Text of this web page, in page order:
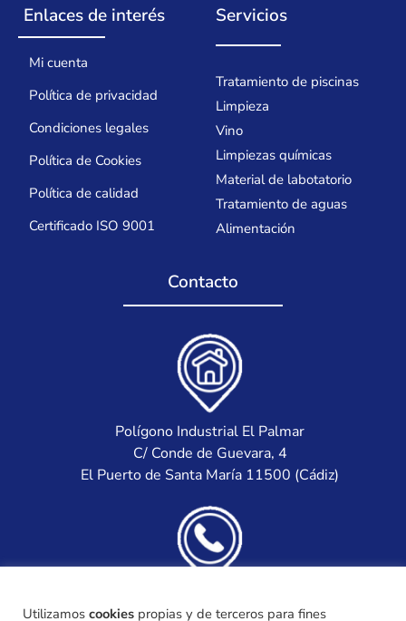
Enlaces de interés
Mi cuenta
Política de privacidad
Condiciones legales
Política de Cookies
Política de calidad
Certificado ISO 9001
Servicios
Tratamiento de piscinas
Limpieza
Vino
Limpiezas químicas
Material de labotatorio
Tratamiento de aguas
Alimentación
Contacto
Polígono Industrial El Palmar
C/ Conde de Guevara, 4
El Puerto de Santa María 11500 (Cádiz)
Utilizamos cookies propias y de terceros para fines